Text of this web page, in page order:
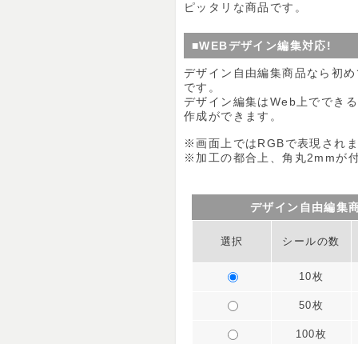
ピッタリな商品です。
■WEBデザイン編集対応!
デザイン自由編集商品なら初
です。
デザイン編集はWeb上ででき
作成ができます。
※画面上ではRGBで表現され
※加工の都合上、角丸2mmが
デザイン自由編集
選択 シールの数
10枚
50枚
100枚